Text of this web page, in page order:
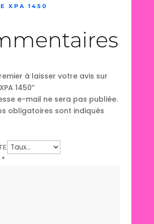
XPA 1450
à laisser votre avis sur
1450”
e-mail ne sera pas publiée.
obligatoires sont indiqués
*